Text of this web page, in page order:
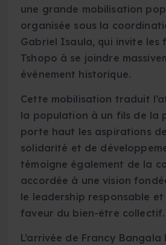
une grande mobilisation
organisée sous la
Gabriel Isaula, qui invite les
Tshopo à se joindre
événement historique.
Cette mobilisation traduit
la population à un fils de la
porte haut les aspirations
solidarité et de
témoigne également de la
accordée à une vision
le leadership responsable et
faveur du bien-être collectif.
L’arrivée de Francy